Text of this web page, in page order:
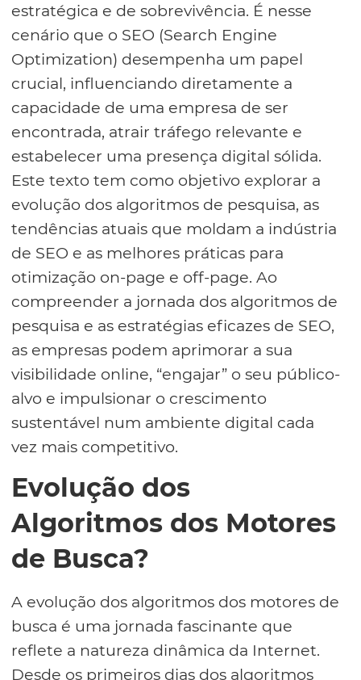
estratégica e de sobrevivência. É nesse
cenário que o SEO (Search Engine
Optimization) desempenha um papel
crucial, influenciando diretamente a
capacidade de uma empresa de ser
encontrada, atrair tráfego relevante e
estabelecer uma presença digital sólida.
Este texto tem como objetivo explorar a
evolução dos algoritmos de pesquisa, as
tendências atuais que moldam a indústria
de SEO e as melhores práticas para
otimização on-page e off-page. Ao
compreender a jornada dos algoritmos de
pesquisa e as estratégias eficazes de SEO,
as empresas podem aprimorar a sua
visibilidade online, “engajar” o seu público-
alvo e impulsionar o crescimento
sustentável num ambiente digital cada
vez mais competitivo.
Evolução dos
Algoritmos dos Motores
de Busca?
A evolução dos algoritmos dos motores de
busca é uma jornada fascinante que
reflete a natureza dinâmica da Internet.
Desde os primeiros dias dos algoritmos